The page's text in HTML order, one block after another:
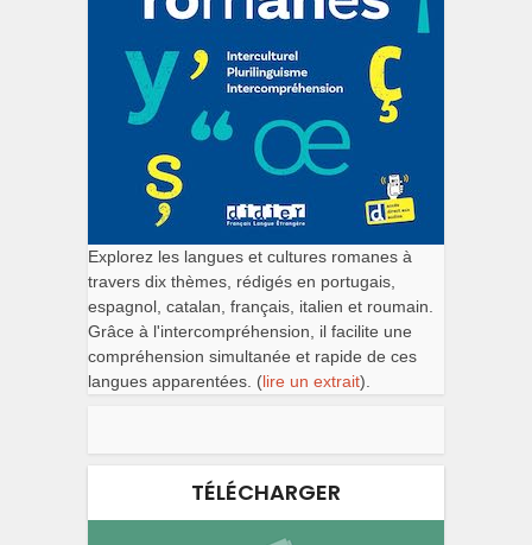
Explorez les langues et cultures romanes à
travers dix thèmes, rédigés en portugais,
espagnol, catalan, français, italien et roumain.
Grâce à l'intercompréhension, il facilite une
compréhension simultanée et rapide de ces
langues apparentées. (lire un extrait).
TÉLÉCHARGER